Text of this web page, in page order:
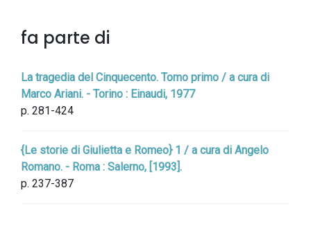
fa parte di
La tragedia del Cinquecento. Tomo primo / a cura di
Marco Ariani. - Torino : Einaudi, 1977
p. 281-424
{Le storie di Giulietta e Romeo} 1 / a cura di Angelo
Romano. - Roma : Salerno, [1993].
p. 237-387